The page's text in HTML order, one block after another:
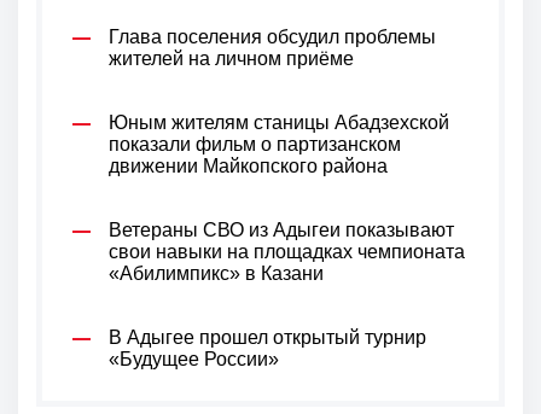
Глава поселения обсудил проблемы
жителей на личном приёме
Юным жителям станицы Абадзехской
показали фильм о партизанском
движении Майкопского района
Ветераны СВО из Адыгеи показывают
свои навыки на площадках чемпионата
«Абилимпикс» в Казани
В Адыгее прошел открытый турнир
«Будущее России»